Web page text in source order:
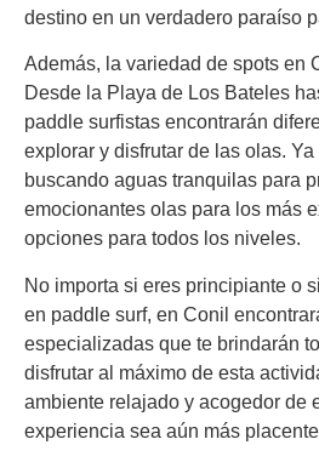
destino en un verdadero paraíso
Además, la variedad de spots en
Desde la Playa de Los Bateles
paddle surfistas encontrarán
explorar y disfrutar de las olas.
buscando aguas tranquilas para
emocionantes olas para los más
opciones para todos los niveles.
No importa si eres principiante o
en paddle surf, en Conil
especializadas que te brindarán
disfrutar al máximo de esta
ambiente relajado y acogedor de
experiencia sea aún más